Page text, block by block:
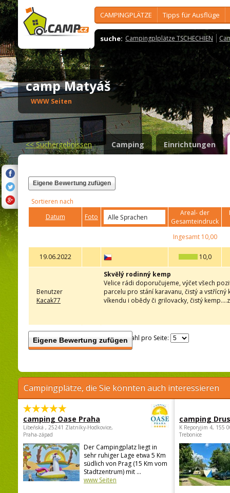
CAMPINGPLÄTZE Tipps für Ausflüge
suche: Campingplplätze TSCHECHIEN
camp Matyáš
WWW Seiten
<<Suchergebnissen Camping Einrichtungen
Eigene Bewertung zufügen
Sortieren nach
Datum
Foto
Areal- der
Gesamteindruck
Ingesamt10,00
19.06.2022 10,0
Benutzer
Kacak77
Skvělý rodinný kemp
Velice rádi doporučujeme, výčet všech
parcelu pro stání karavanu, čistý a
víkendu i obědy či grilovacky, čistý
Eigene Bewertung zufügenAnzahl pro Seite:
Campingplätze, die Sie könnten auch interessieren
camping Oase Praha
Libeňská , 25241 Zlatníky-Hodkovice,
Praha-západ
Der Campingplatz liegt in
sehr ruhiger Lage etwa 5 Km
südlich von Prag (15 Km vom
Stadtzentrum) mit ...
www Seiten
camping
K Reporyjim 4, 155
Trebonice